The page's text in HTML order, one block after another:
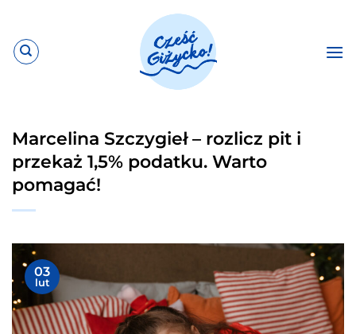
zawartości
Marcelina Szczygieł – rozlicz pit i
przekaż 1,5% podatku. Warto
pomagać!
03
lut